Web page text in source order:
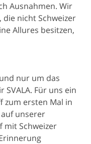
Ausnahmen. Wir
nicht Schweizer
Allures besitzen,
nur um das
Für uns ein
zum ersten Mal in
unserer
mit Schweizer